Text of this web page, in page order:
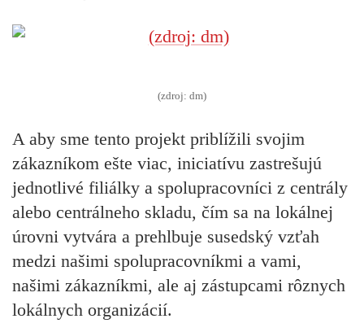
(zdroj: dm)
A aby sme tento projekt priblížili svojim
zákazníkom ešte viac, iniciatívu zastrešujú
jednotlivé filiálky a spolupracovníci z centrály
alebo centrálneho skladu, čím sa na lokálnej
úrovni vytvára a prehlbuje susedský vzťah
medzi našimi spolupracovníkmi a vami,
našimi zákazníkmi, ale aj zástupcami rôznych
lokálnych organizácií.